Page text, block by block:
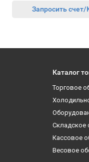
Запросить счет/
Каталог
Торговое
Складское
Кассовое
Весовое